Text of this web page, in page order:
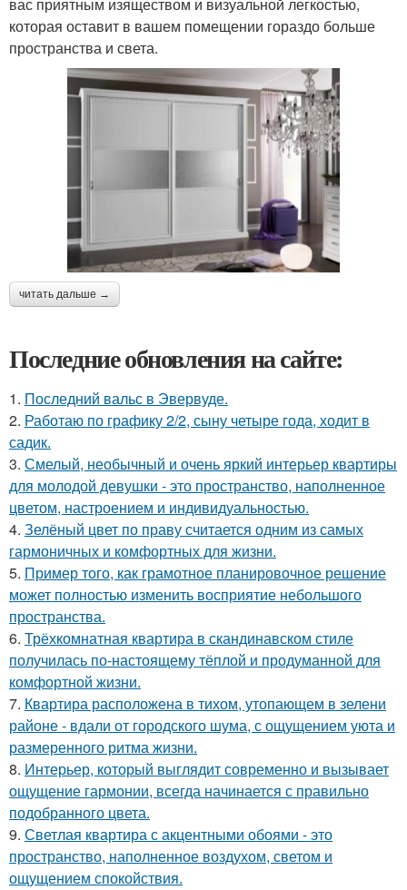
вас приятным изяществом и визуальной легкостью,
которая оставит в вашем помещении гораздо больше
пространства и света.
читать дальше →
Последние обновления на сайте:
1. Последний вальс в Эвервуде.
2. Работаю по графику 2/2, сыну четыре года, ходит в
садик.
3. Смелый, необычный и очень яркий интерьер квартиры
для молодой девушки - это пространство, наполненное
цветом, настроением и индивидуальностью.
4. Зелёный цвет по праву считается одним из самых
гармоничных и комфортных для жизни.
5. Пример того, как грамотное планировочное решение
может полностью изменить восприятие небольшого
пространства.
6. Трёхкомнатная квартира в скандинавском стиле
получилась по-настоящему тёплой и продуманной для
комфортной жизни.
7. Квартира расположена в тихом, утопающем в зелени
районе - вдали от городского шума, с ощущением уюта и
размеренного ритма жизни.
8. Интерьер, который выглядит современно и вызывает
ощущение гармонии, всегда начинается с правильно
подобранного цвета.
9. Светлая квартира с акцентными обоями - это
пространство, наполненное воздухом, светом и
ощущением спокойствия.